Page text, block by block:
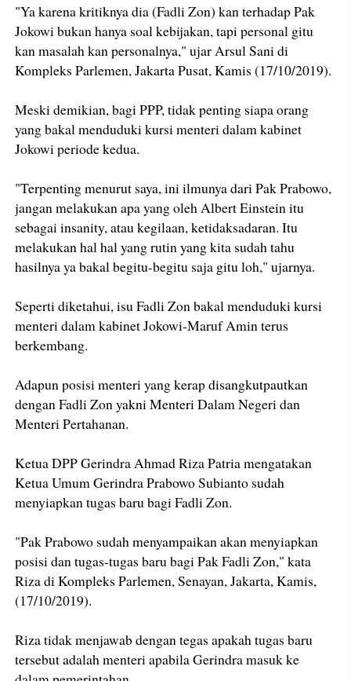
"Ya karena kritiknya dia (Fadli Zon) kan terhadap Pak
Jokowi bukan hanya soal kebijakan, tapi personal gitu
kan masalah kan personalnya," ujar Arsul Sani di
Kompleks Parlemen, Jakarta Pusat, Kamis (17/10/2019).
Meski demikian, bagi PPP, tidak penting siapa orang
yang bakal menduduki kursi menteri dalam kabinet
Jokowi periode kedua.
"Terpenting menurut saya, ini ilmunya dari Pak Prabowo,
jangan melakukan apa yang oleh Albert Einstein itu
sebagai insanity, atau kegilaan, ketidaksadaran. Itu
melakukan hal hal yang rutin yang kita sudah tahu
hasilnya ya bakal begitu-begitu saja gitu loh," ujarnya.
Seperti diketahui, isu Fadli Zon bakal menduduki kursi
menteri dalam kabinet Jokowi-Maruf Amin terus
berkembang.
Adapun posisi menteri yang kerap disangkutpautkan
dengan Fadli Zon yakni Menteri Dalam Negeri dan
Menteri Pertahanan.
Ketua DPP Gerindra Ahmad Riza Patria mengatakan
Ketua Umum Gerindra Prabowo Subianto sudah
menyiapkan tugas baru bagi Fadli Zon.
"Pak Prabowo sudah menyampaikan akan menyiapkan
posisi dan tugas-tugas baru bagi Pak Fadli Zon," kata
Riza di Kompleks Parlemen, Senayan, Jakarta, Kamis,
(17/10/2019).
Riza tidak menjawab dengan tegas apakah tugas baru
tersebut adalah menteri apabila Gerindra masuk ke